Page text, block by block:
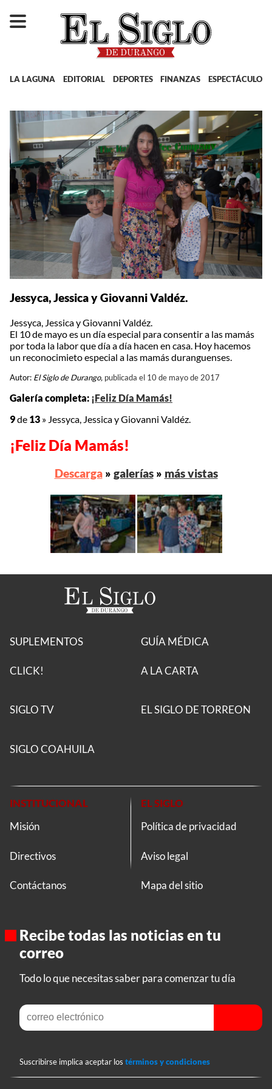
LA LAGUNA EDITORIAL DEPORTES FINANZAS ESPECTÁCULOS
Jessyca, Jessica y Giovanni Valdéz.
Jessyca, Jessica y Giovanni Valdéz.
El 10 de mayo es un día especial para consentir a las mamás
por toda la labor que día a día hacen en casa. Hoy hacemos
un reconocimieto especial a las mamás duranguenses.
Autor: El Siglo de Durango, publicada el 10 de mayo de 2017
Galería completa: ¡Feliz Día Mamás!
9de 13 » Jessyca, Jessica y Giovanni Valdéz.
¡Feliz Día Mamás!
Descarga» galerías» más vistas
SUPLEMENTOS
CLICK!
GUÍA MÉDICA
A LA CARTA
SIGLO TV EL SIGLO DE TORREON
SIGLO COAHUILA
INSTITUCIONAL
Misión
Directivos
Contáctanos
EL SIGLO
Política de privacidad
Aviso legal
Mapa del sitio
Recibe todas las noticias en tu
correo
Todo lo que necesitas saber para comenzar tu día
Suscribirse implica aceptar los términos y condiciones